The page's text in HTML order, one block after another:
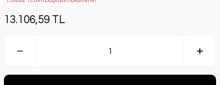
13.106,59 TL